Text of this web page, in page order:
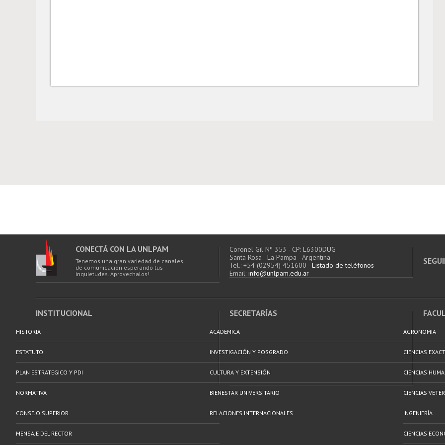
CONECTÁ CON LA UNLPAM
Tenemos una gran variedad de canales
de comunicación esperando tus
inquietudes. Aprovechalos!
Coronel Gil Nº 353 - CP: L6300DUG
Santa Rosa - La Pampa - Argentina
Tel.: +54 (02954) 451600 - Listado de teléfonos
Email: info@unlpam.edu.ar
INSTITUCIONAL
HISTORIA
ESTATUTO
PLAN ESTRATEGICO Y PDI
NORMATIVA
CONSEJO SUPERIOR
MENSAJE DEL RECTOR
SECRETARÍAS
ACADÉMICA
INVESTIGACIÓN Y POSGRADO
CULTURA Y EXTENSIÓN
BIENESTAR UNIVERSITARIO
RELACIONES INTERNACIONALES
AGRONOMIA
CIENCIAS
CIENCIAS
CIENCIAS
INGENIERÍA
CIENCIAS